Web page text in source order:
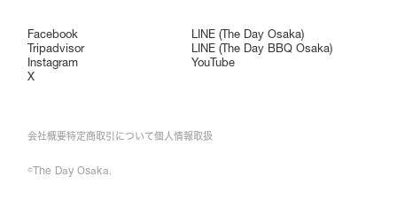
Facebook
LINE (The Day Osaka)
Tripadvisor
LINE (The Day BBQ Osaka)
Instagram
YouTube
X
会社概要特定商取引について個人情報取扱
©The Day Osaka.